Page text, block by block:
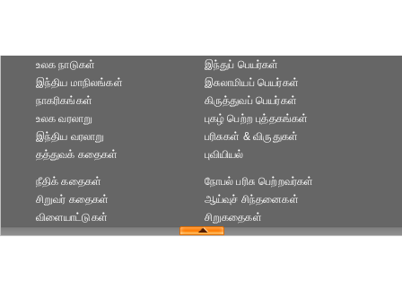
உலக நாடுகள்
இந்திய மாநிலங்கள்
நாகரிகங்கள்
இந்துப் பெயர்கள்
இசுலாமியப் பெயர்கள்
கிருத்துவப் பெயர்கள்
உலக வரலாறு
இந்திய வரலாறு
தத்துவக் கதைகள்
புகழ் பெற்ற புத்தகங்கள்
பரிசுகள் & விருதுகள்
புவியியல்
நீதிக் கதைகள்
சிறுவர் கதைகள்
விளையாட்டுகள்
நோபல் பரிசு‎ பெற்றவர்‎கள்
ஆய்வுச் சிந்தனைகள்
சிறுகதைகள்